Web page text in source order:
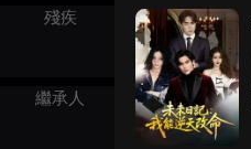
殘疾
繼承人